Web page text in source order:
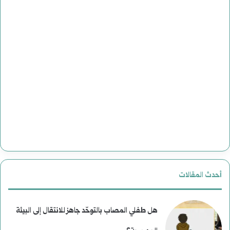
أحدث المقالات
هل طفلي المصاب بالتوحّد جاهز للانتقال إلى البيئة